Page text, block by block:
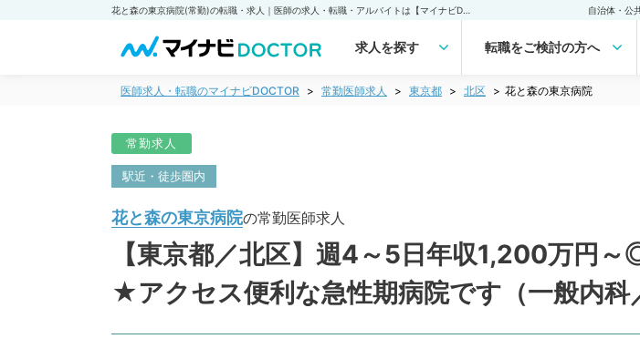
自治体・公
求人を探す 転職をご検討の方へ
医師求人・転職のマイナビDOCTOR 常勤医師求人 東京都 北区 花と森の東京病院
常勤求人
駅近・徒歩圏内
花と森の東京病院の常勤医師求人
【東京都／北区】週4～5日年収1,200万円
★アクセス便利な急性期病院です（一般内科